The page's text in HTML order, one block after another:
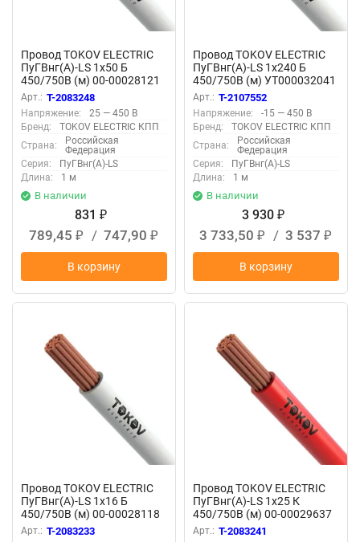
Провод TOKOV ELECTRIC
ПуГВнг(А)-LS 1х50 Б
450/750В (м) 00-00028121
Арт.: T-2083248
Напряжение:
25 — 450 В
Бренд:
TOKOV ELECTRIC КПП
Страна:
Российская
Федерация
Серия:
ПуГВнг(А)-LS
Длина:
1 м
В наличии
831 ₽
789,45 ₽ / 747,90 ₽
В корзину
Провод TOKOV ELECTRIC
ПуГВнг(А)-LS 1х240 Б
450/750В (м) УТ000032041
Арт.: T-2107552
Напряжение:
-15 — 450 В
Бренд:
TOKOV ELECTRIC КПП
Страна:
Российская
Федерация
Серия:
ПуГВнг(А)-LS
Длина:
1 м
В наличии
3 930 ₽
3 733,50 ₽ / 3 537 ₽
В корзину
Провод TOKOV ELECTRIC
ПуГВнг(А)-LS 1х16 Б
450/750В (м) 00-00028118
Арт.: T-2083233
Провод TOKOV ELECTRIC
ПуГВнг(А)-LS 1х25 К
450/750В (м) 00-00029637
Арт.: T-2083241